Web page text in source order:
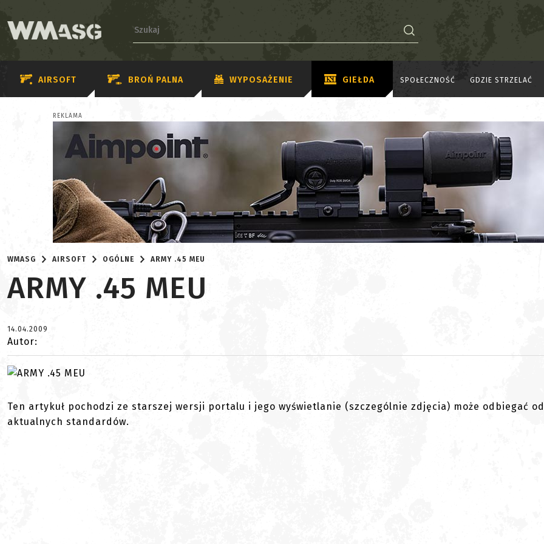
AIRSOFT BROŃ PALNA WYPOSAŻENIE GIEŁDA SPOŁECZNOŚĆ GDZIE STRZELAĆ
REKLAMA
WMASG AIRSOFT OGÓLNE ARMY .45 MEU
ARMY .45 MEU
14.04.2009
Autor:
Ten artykuł pochodzi ze starszej wersji portalu i jego wyświetlanie (szczególnie zdjęcia) może odbiegać od
aktualnych standardów.